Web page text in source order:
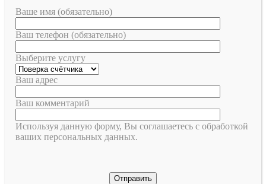
Ваше имя (обязательно)
Ваш телефон (обязательно)
Выберите услугу
Ваш адрес
Ваш комментарий
Используя данную форму, Вы соглашаетесь с обработкой
ваших персональных данных.